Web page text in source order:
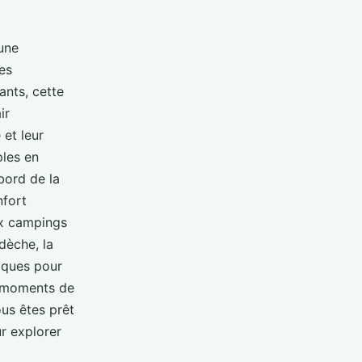
cette
et leur
en
de la
campings
la
pour
de
êtes prêt
explorer